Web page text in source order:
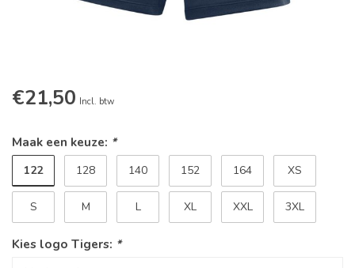
€21,50 Incl. btw
Maak een keuze: *
122 128 140 152 164 XS
S M L XL XXL 3XL
Kies logo Tigers: *